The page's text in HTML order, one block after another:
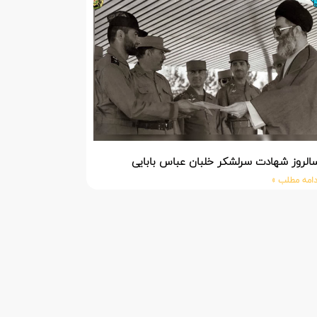
شهادت سرلشکر خلبان عباس بابایی
مطلب »